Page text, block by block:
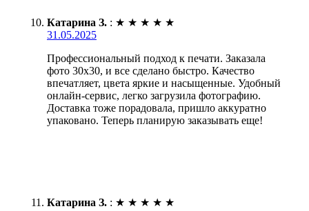
Катарина З. : ★ ★ ★ ★ ★
31.05.2025
Профессиональный подход к печати. Заказала
фото 30х30, и все сделано быстро. Качество
впечатляет, цвета яркие и насыщенные. Удобный
онлайн-сервис, легко загрузила фотографию.
Доставка тоже порадовала, пришло аккуратно
упаковано. Теперь планирую заказывать еще!
Катарина З. : ★ ★ ★ ★ ★